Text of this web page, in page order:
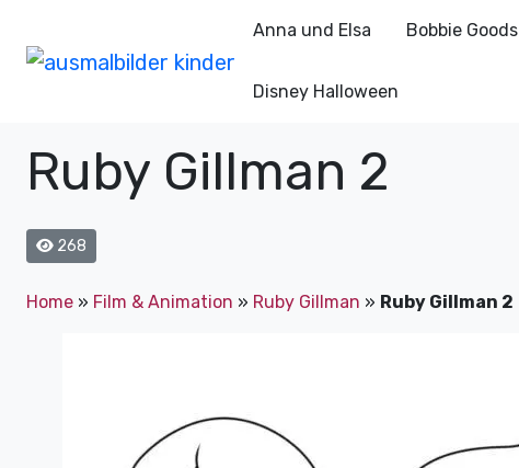
Anna und Elsa Bobbie Goods
Disney Halloween
Ruby Gillman 2
268
Home » Film & Animation » Ruby Gillman » Ruby Gillman 2